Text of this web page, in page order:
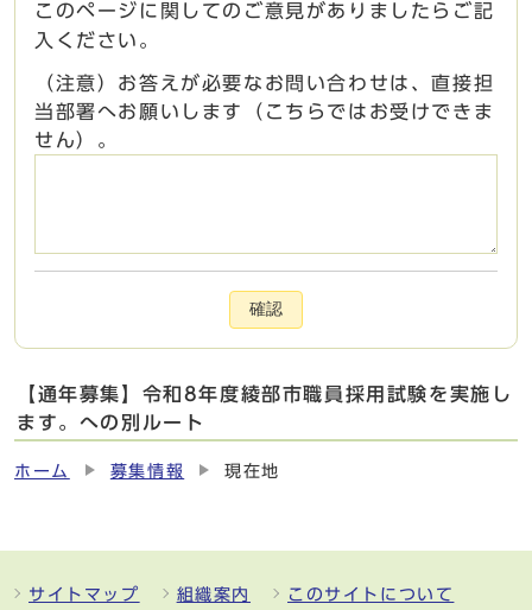
このページに関してのご意見がありましたらご記
入ください。
（注意）お答えが必要なお問い合わせは、直接担
当部署へお願いします（こちらではお受けできま
せん）。
確認
【通年募集】令和8年度綾部市職員採用試験を実施し
ます。への別ルート
ホーム 募集情報 現在地
サイトマップ 組織案内 このサイトについて